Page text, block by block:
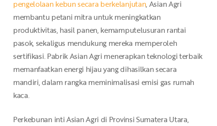
pengelolaan kebun secara berkelanjutan, Asian Agri
membantu petani mitra untuk meningkatkan
produktivitas, hasil panen, kemamputelusuran rantai
pasok, sekaligus mendukung mereka memperoleh
sertifikasi. Pabrik Asian Agri menerapkan teknologi terbaik
memanfaatkan energi hijau yang dihasilkan secara
mandiri, dalam rangka meminimalisasi emisi gas rumah
kaca.
Perkebunan inti Asian Agri di Provinsi Sumatera Utara,